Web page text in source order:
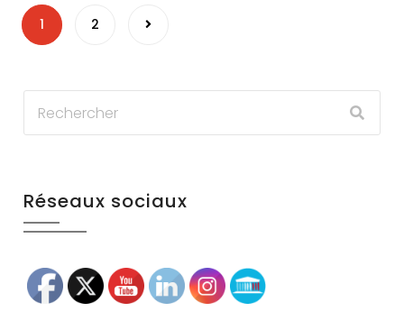
Pagination
des
publications
1 2
Réseaux sociaux